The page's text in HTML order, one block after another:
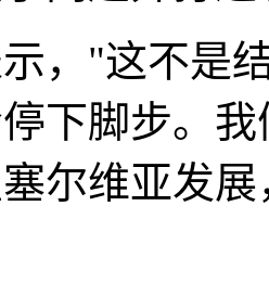
，"这不是
下脚步。
尔维亚发